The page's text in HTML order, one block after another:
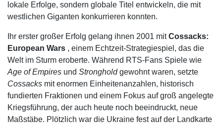
lokale Erfolge, sondern globale Titel entwickeln, die mit
westlichen Giganten konkurrieren konnten.
Ihr erster großer Erfolg gelang ihnen 2001 mitCossacks:
European Wars , einem Echtzeit-Strategiespiel, das die
Welt im Sturm eroberte. Während RTS-Fans Spiele wie
Age of Empires und Strongholdgewohnt waren, setzte
Cossacks mit enormen Einheitenanzahlen, historisch
fundierten Fraktionen und einem Fokus auf groß angelegte
Kriegsführung, der auch heute noch beeindruckt, neue
Maßstäbe. Plötzlich war die Ukraine fest auf der Landkarte